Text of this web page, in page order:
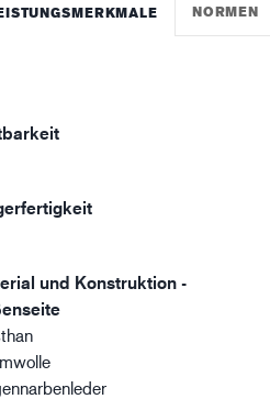
NORMEN
und Konstruktion -